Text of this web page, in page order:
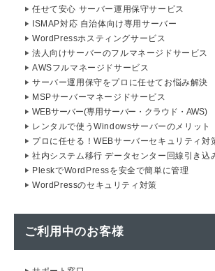
任せて安心 サーバー運用保守サービス
ISMAP対応 自治体向け専用サーバー
WordPressホスティングサービス
法人向けサーバーのフルマネージドサービス
AWSフルマネージドサービス
サーバー運用保守をプロに任せてお悩み解決
MSPサーバーマネージドサービス
WEBサーバー(専用サーバー・クラウド・AWS)
レンタルで使うWindowsサーバーのメリット
プロに任せる！WEBサーバーセキュリティ対
社内システム移行 データセンター回線引き込
PleskでWordPressを安全で簡単に管理
WordPressのセキュリティ対策
ご利用中のお客様